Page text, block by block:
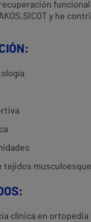
y he
tejidos
clínica en